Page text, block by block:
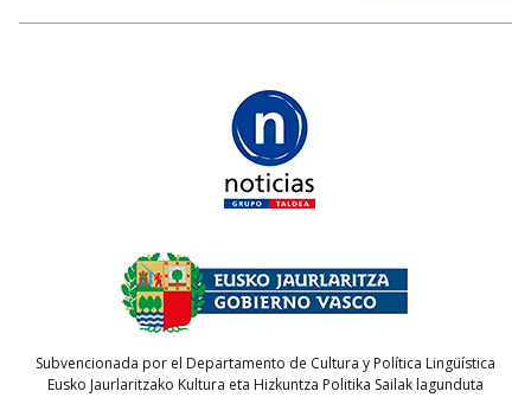
Subvencionada por el Departamento de Cultura y Política Lingüística
Eusko Jaurlaritzako Kultura eta Hizkuntza Politika Sailak lagunduta